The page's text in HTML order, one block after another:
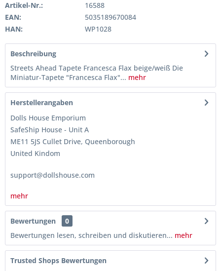
Artikel-Nr.:
16588
EAN:
5035189670084
HAN:
WP1028
Beschreibung
Streets Ahead Tapete Francesca Flax beige/weiß Die
Miniatur-Tapete "Francesca Flax"... mehr
Herstellerangaben
Dolls House Emporium
SafeShip House - Unit A
ME11 5JS Cullet Drive, Queenborough
United Kindom
support@dollshouse.com
mehr
Bewertungen
0
Bewertungen lesen, schreiben und diskutieren... mehr
Trusted Shops Bewertungen